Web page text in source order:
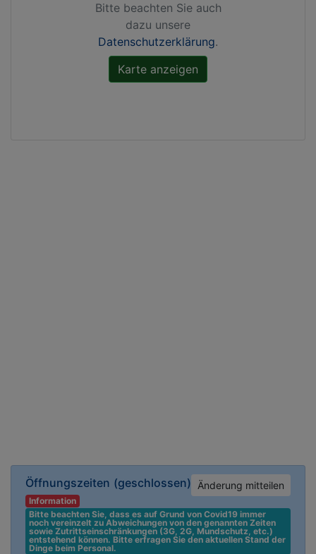
Öffnungszeiten (geschlossen) Änderung mitteilen
Information
Bitte beachten Sie, dass es auf Grund von Covid19 immer
noch vereinzelt zu Abweichungen von den genannten Zeiten
sowie Zutrittseinschränkungen (3G, 2G, Mundschutz, etc.)
entstehend können. Bitte erfragen Sie den aktuellen Stand der
Dinge beim Personal.
Bitte beachten Sie auch
dazu unsere
Datenschutzerklärung.